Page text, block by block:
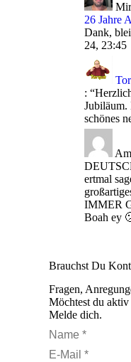
26 Jahre
Dank,
24, 23:45
: “
Jubiläum.
schönes
ertmal
IMMER
Boah ey
Brauchst Du
Fragen,
Möchtest du
Melde dich.
Name *
E-Mail *